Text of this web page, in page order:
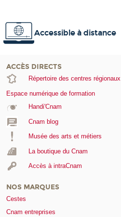
Accessible à distance
ACCÈS DIRECTS
Répertoire des centres régionaux
Espace numérique de formation
Handi'Cnam
Cnam blog
Musée des arts et métiers
La boutique du Cnam
Accès à intraCnam
NOS MARQUES
Cestes
Cnam entreprises